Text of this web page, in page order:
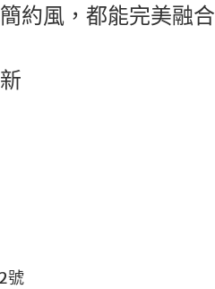
都能完美融合
街1號3樓